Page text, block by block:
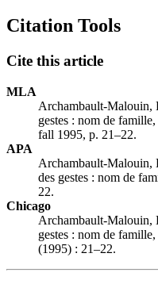
Citation Tools
Cite this article
MLA
Archambault-Malouin,
gestes : nom de
fall 1995, p. 21–22.
APA
Archambault-Malouin,
des gestes : nom de
22.
Chicago
Archambault-Malouin,
gestes : nom de
(1995) : 21–22.